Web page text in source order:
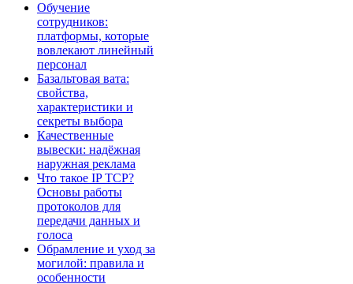
Обучение
сотрудников:
платформы, которые
вовлекают линейный
персонал
Базальтовая вата:
свойства,
характеристики и
секреты выбора
Качественные
вывески: надёжная
наружная реклама
Что такое IP TCP?
Основы работы
протоколов для
передачи данных и
голоса
Обрамление и уход за
могилой: правила и
особенности